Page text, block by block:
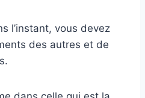
l’instant, vous devez
des autres et de